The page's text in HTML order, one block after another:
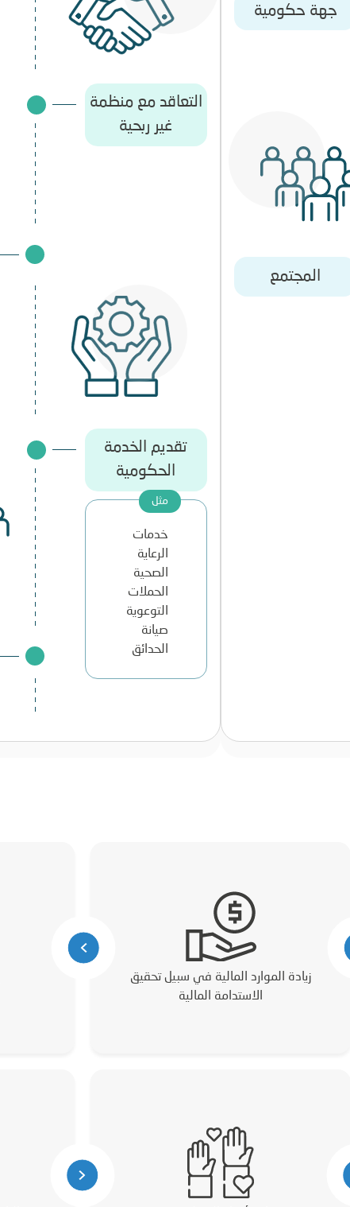
المجتمع
جهة حكومية
التعاقد مع منظمة
غير ربحية
تقديم الخدمة
الحكومية
خدمات
الرعاية
الصحية
الحملات
التوعوية
صيانة
الحدائق
زيادة الموارد المالية في سبيل تحقيق
الاستدامة المالية